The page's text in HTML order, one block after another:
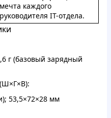
мечта каждого
руководителя IT-отдела.
г (базовый зарядный
53,5×72×28 мм